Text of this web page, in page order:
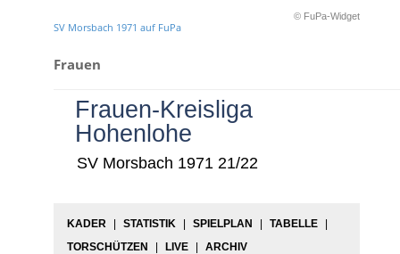
© FuPa-Widget
SV Morsbach 1971 auf FuPa
Frauen
Frauen-Kreisliga
Hohenlohe
SV Morsbach 1971 21/22
KADER STATISTIK SPIELPLAN TABELLE
TORSCHÜTZEN
LIVE ARCHIV